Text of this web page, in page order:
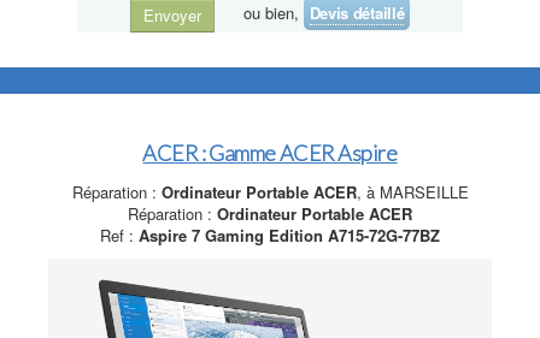
Envoyer ou bien, Devis détaillé
ACER : Gamme ACER Aspire
Réparation : Ordinateur Portable ACER, à MARSEILLE
Réparation : Ordinateur Portable ACER
Ref : Aspire 7 Gaming Edition A715-72G-77BZ